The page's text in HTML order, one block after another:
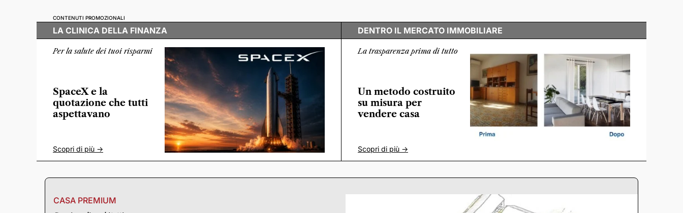
CONTENUTI PROMOZIONALI
LA CLINICA DELLA FINANZA
Per la salute dei tuoi risparmi
SpaceX e la
quotazione che tutti
aspettavano
Scopri di più ->
DENTRO IL MERCATO IMMOBILIARE
La trasparenza prima di tutto
Un metodo costruito
su misura per
vendere casa
Scopri di più ->
CASA PREMIUM